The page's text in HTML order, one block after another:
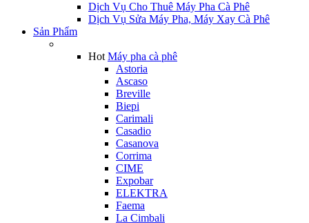
Dịch Vụ Cho Thuê Máy Pha Cà Phê
Dịch Vụ Sửa Máy Pha, Máy Xay Cà Phê
Sản Phẩm
Hot Máy pha cà phê
Astoria
Ascaso
Breville
Biepi
Carimali
Casadio
Casanova
Corrima
CIME
Expobar
ELEKTRA
Faema
La Cimbali